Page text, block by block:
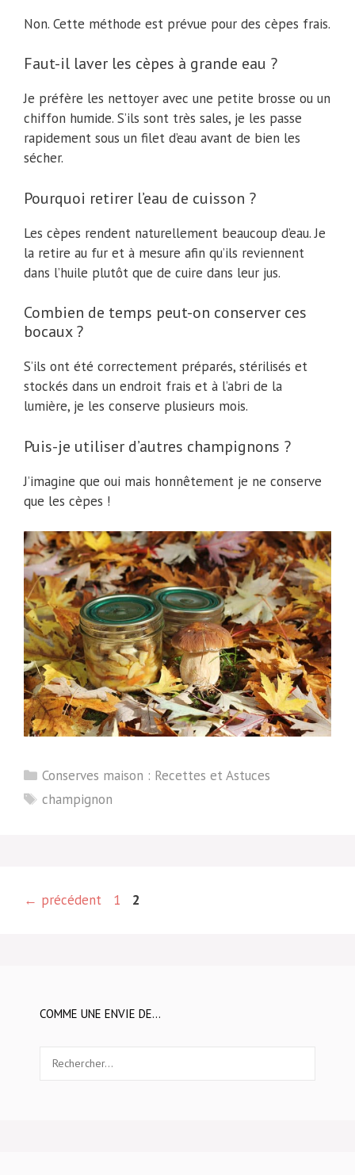
Non. Cette méthode est prévue pour des cèpes frais.
Faut-il laver les cèpes à grande eau ?
Je préfère les nettoyer avec une petite brosse ou un
chiffon humide. S’ils sont très sales, je les passe
rapidement sous un filet d’eau avant de bien les
sécher.
Pourquoi retirer l’eau de cuisson ?
Les cèpes rendent naturellement beaucoup d’eau. Je
la retire au fur et à mesure afin qu’ils reviennent
dans l’huile plutôt que de cuire dans leur jus.
Combien de temps peut-on conserver ces
bocaux ?
S’ils ont été correctement préparés, stérilisés et
stockés dans un endroit frais et à l’abri de la
lumière, je les conserve plusieurs mois.
Puis-je utiliser d’autres champignons ?
J’imagine que oui mais honnêtement je ne conserve
que les cèpes !
Catégories
Conserves maison : Recettes et Astuces
Étiquettes
champignon
← précédent Page
1 Page
2
COMME UNE ENVIE DE…